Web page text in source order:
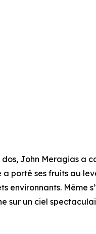
John Meragias a
porté ses fruits au
environnants. Même
sur un ciel